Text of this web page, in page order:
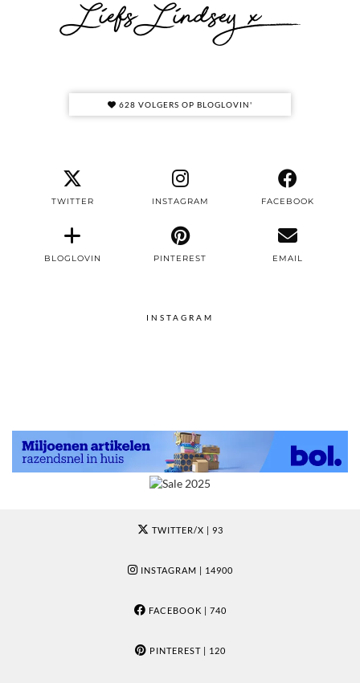
628 VOLGERS OP BLOGLOVIN'
TWITTER INSTAGRAM FACEBOOK
BLOGLOVIN PINTEREST EMAIL
INSTAGRAM
TWITTER/X | 93
INSTAGRAM | 14900
FACEBOOK | 740
PINTEREST| 120